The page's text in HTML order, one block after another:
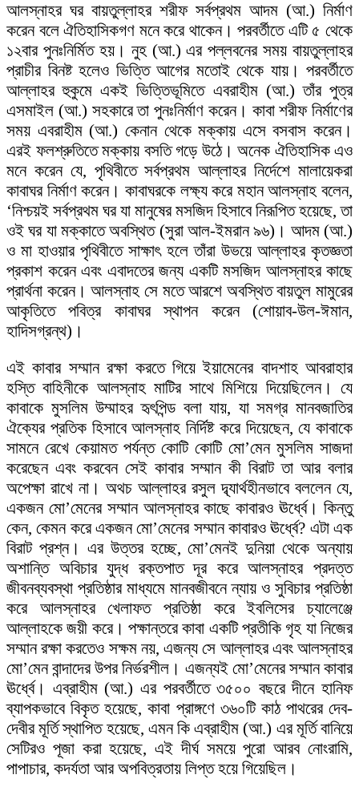
আলস্নাহর ঘর বায়তুল্লাহর শরীফ সর্বপ্রথম আদম (আ.) নির্মাণ
করেন বলে ঐতিহাসিকগণ মনে করে থাকেন। পরবর্তীতে এটি ৫ থেকে
১২বার পুনঃনির্মিত হয়। নুহ (আ.) এর পল্লবনের সময় বায়তুল্লাহর
প্রাচীর বিনষ্ট হলেও ভিত্তি আগের মতোই থেকে যায়। পরবর্তীতে
আল্লাহর হুকুমে একই ভিত্তিভূমিতে এবরাহীম (আ.) তাঁর পুত্র
এসমাইল (আ.) সহকারে তা পুনঃনির্মাণ করেন। কাবা শরীফ নির্মাণের
সময় এবরাহীম (আ.) কেনান থেকে মক্কায় এসে বসবাস করেন।
এরই ফলশ্রুতিতে মক্কায় বসতি গড়ে উঠে। অনেক ঐতিহাসিক এও
মনে করেন যে, পৃথিবীতে সর্বপ্রথম আল্লাহর নির্দেশে মালায়েকরা
কাবাঘর নির্মাণ করেন। কাবাঘরকে লক্ষ্য করে মহান আলস্নাহ বলেন,
‘নিশ্চয়ই সর্বপ্রথম ঘর যা মানুষের মসজিদ হিসাবে নিরূপিত হয়েছে, তা
ওই ঘর যা মক্কাতে অবস্থিত (সুরা আল-ইমরান ৯৬)। আদম (আ.)
ও মা হাওয়ার পৃথিবীতে সাক্ষাৎ হলে তাঁরা উভয়ে আল্লাহর কৃতজ্ঞতা
প্রকাশ করেন এবং এবাদতের জন্য একটি মসজিদ আলস্নাহর কাছে
প্রার্থনা করেন। আলস্নাহ সে মতে আরশে অবস্থিত বায়তুল মামুরের
আকৃতিতে পবিত্র কাবাঘর স্থাপন করেন (শোয়াব-উল-ঈমান,
হাদিসগ্রন্থ)।
এই কাবার সম্মান রক্ষা করতে গিয়ে ইয়ামেনের বাদশাহ আবরাহার
হস্তি বাহিনীকে আলস্নাহ মাটির সাথে মিশিয়ে দিয়েছিলেন। যে
কাবাকে মুসলিম উম্মাহর হৃৎপিন্ড বলা যায়, যা সমগ্র মানবজাতির
ঐক্যের প্রতিক হিসাবে আলস্নাহ নির্দিষ্ট করে দিয়েছেন, যে কাবাকে
সামনে রেখে কেয়ামত পর্যন্ত কোটি কোটি মো’মেন মুসলিম সাজদা
করেছেন এবং করবেন সেই কাবার সম্মান কী বিরাট তা আর বলার
অপেক্ষা রাখে না। অথচ আল্লাহর রসুল দ্ব্যার্থহীনভাবে বললেন যে,
একজন মো’মেনের সম্মান আলস্নাহর কাছে কাবারও ঊর্ধ্বে। কিন্তু
কেন, কেমন করে একজন মো’মেনের সম্মান কাবারও ঊর্ধ্বে? এটা এক
বিরাট প্রশ্ন। এর উত্তর হচ্ছে, মো’মেনই দুনিয়া থেকে অন্যায়
অশান্তি অবিচার যুদ্ধ রক্তপাত দূর করে আলস্নাহর প্রদত্ত
জীবনব্যবস্থা প্রতিষ্ঠার মাধ্যমে মানবজীবনে ন্যায় ও সুবিচার প্রতিষ্ঠা
করে আলস্নাহর খেলাফত প্রতিষ্ঠা করে ইবলিসের চ্যালেঞ্জে
আল্লাহকে জয়ী করে। পক্ষান্তরে কাবা একটি প্রতীকি গৃহ যা নিজের
সম্মান রক্ষা করতেও সক্ষম নয়, এজন্য সে আল্লাহর এবং আলস্নাহর
মো’মেন বান্দাদের উপর নির্ভরশীল। এজন্যই মো’মেনের সম্মান কাবার
ঊর্ধ্বে। এব্রাহীম (আ.) এর পরবর্তীতে ৩৫০০ বছরে দীনে হানিফ
ব্যাপকভাবে বিকৃত হয়েছে, কাবা প্রাঙ্গণে ৩৬০টি কাঠ পাথরের দেব-
দেবীর মূর্তি স্থাপিত হয়েছে, এমন কি এব্রাহীম (আ.) এর মূর্তি বানিয়ে
সেটিরও পূজা করা হয়েছে, এই দীর্ঘ সময়ে পুরো আরব নোংরামি,
পাপাচার, কদর্যতা আর অপবিত্রতায় লিপ্ত হয়ে গিয়েছিল।